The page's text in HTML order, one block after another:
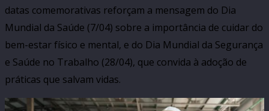
datas comemorativas reforçam a mensagem do Dia
Mundial da Saúde (7/04) sobre a importância de cuidar do
bem-estar físico e mental, e do Dia Mundial da Segurança
e Saúde no Trabalho (28/04), que convida à adoção de
práticas que salvam vidas.